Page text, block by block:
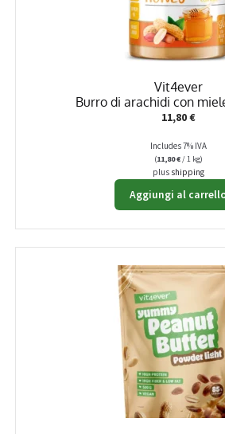
nella
del
Vit4ever
Burro di arachidi con
11,80€
Includes 7% IVA
(11,80€/ 1 kg)
plus shipping
Aggiungi al